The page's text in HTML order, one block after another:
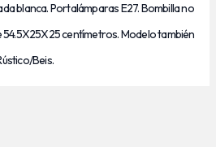
blanca. Portalámparas E27. Bombilla no
54.5X25X25 centímetros. Modelo también
Beis.